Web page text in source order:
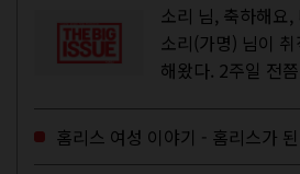
소리 님, 축하해요
소리(가명) 님이
해왔다. 2주일 전
고, 저 오늘이 마지
를 하고 가셨던...
홈리스 여성 이야기 - 홈리스가